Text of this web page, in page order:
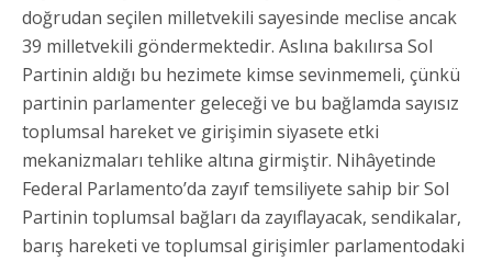
doğrudan seçilen milletvekili sayesinde meclise ancak
39 milletvekili göndermektedir. Aslına bakılırsa Sol
Partinin aldığı bu hezimete kimse sevinmemeli, çünkü
partinin parlamenter geleceği ve bu bağlamda sayısız
toplumsal hareket ve girişimin siyasete etki
mekanizmaları tehlike altına girmiştir. Nihâyetinde
Federal Parlamento’da zayıf temsiliyete sahip bir Sol
Partinin toplumsal bağları da zayıflayacak, sendikalar,
barış hareketi ve toplumsal girişimler parlamentodaki